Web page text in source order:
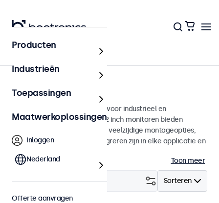
Monitoren
12 inch monitoren
12 inch monitoren ontworpen voor industrieel en
commercieel gebruik. Deze 12 inch monitoren bieden
diverse videoaansluitingen en veelzijdige montageopties,
waarmee ze naadloos te integreren zijn in elke applicatie en
Toon meer
Sorteren
Filter (0)
Producten
Industrieën
Toepassingen
Maatwerkoplossingen
Inloggen
Nederland
Offerte aanvragen